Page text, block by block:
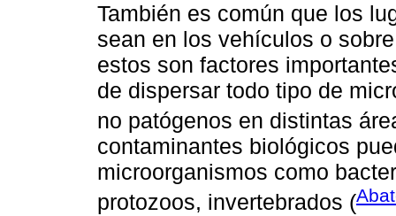
También es común que los
sean en los vehículos o
estos son factores
de dispersar todo tipo de
no patógenos en distintas
contaminantes biológicos
microorganismos como
protozoos, invertebrados (